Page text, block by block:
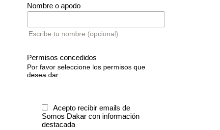
Nombre o apodo
Escribe tu nombre (opcional)
Permisos concedidos
Por favor seleccione los permisos que
desea dar:
Acepto recibir emails de
Somos Dakar con información
destacada